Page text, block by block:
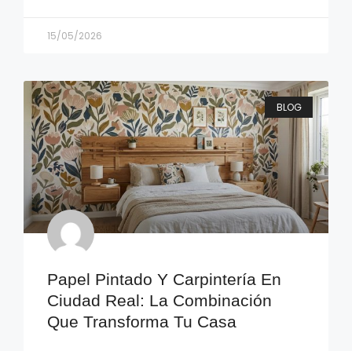
15/05/2026
BLOG
Papel Pintado Y Carpintería En
Ciudad Real: La Combinación
Que Transforma Tu Casa